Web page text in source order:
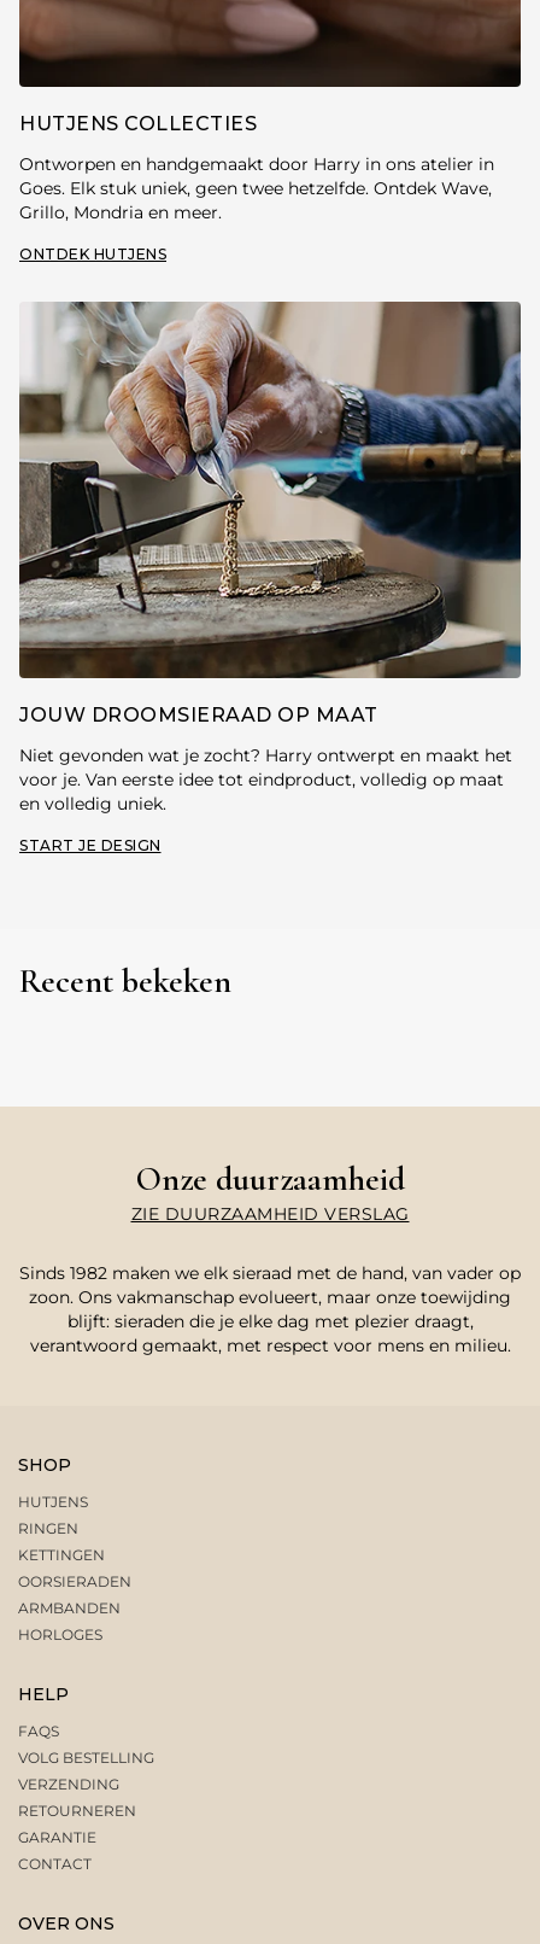
HUTJENS COLLECTIES
Ontworpen en handgemaakt door Harry in ons atelier in
Goes. Elk stuk uniek, geen twee hetzelfde. Ontdek Wave,
Grillo, Mondria en meer.
ONTDEK HUTJENS
JOUW DROOMSIERAAD OP MAAT
Niet gevonden wat je zocht? Harry ontwerpt en maakt het
voor je. Van eerste idee tot eindproduct, volledig op maat
en volledig uniek.
START JE DESIGN
Recent bekeken
Onze duurzaamheid
ZIE DUURZAAMHEID VERSLAG
Sinds 1982 maken we elk sieraad met de hand, van vader op
zoon. Ons vakmanschap evolueert, maar onze toewijding
blijft: sieraden die je elke dag met plezier draagt,
verantwoord gemaakt, met respect voor mens en milieu.
SHOP
HUTJENS
RINGEN
KETTINGEN
OORSIERADEN
ARMBANDEN
HORLOGES
HELP
FAQS
VOLG BESTELLING
VERZENDING
RETOURNEREN
GARANTIE
CONTACT
OVER ONS